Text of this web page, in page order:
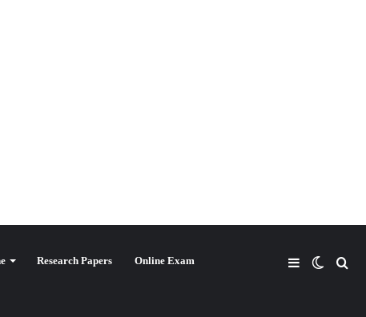
Research Papers Online Exam